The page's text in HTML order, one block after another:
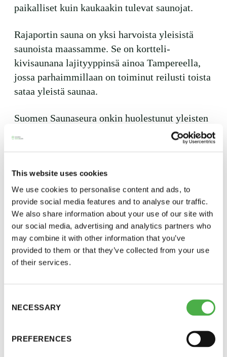
This website uses cookies
We use cookies to personalise content and ads, to
provide social media features and to analyse our traffic.
We also share information about your use of our site with
our social media, advertising and analytics partners who
may combine it with other information that you’ve
provided to them or that they’ve collected from your use
of their services.
Selection
NECESSARY
PREFERENCES
Hinnasto
Jäsen
12 €
Vieras jäsenen seurassa
3kk kortti - M / N
Vuosikortti - M / N
695€ / 275€
Kahvio/kassa 050 372 4167
paikalliset kuin kaukaakin tulevat saunojat.
Rajaportin sauna on yksi harvoista yleisistä
saunoista maassamme. Se on kortteli-
kivisaunana lajityyppinsä ainoa Tampereella,
jossa parhaimmillaan on toiminut reilusti toista
sataa yleistä saunaa.
Suomen Saunaseura onkin huolestunut yleisten
Suomalaisilla ja maassamme vierailevilla
saunakokemukseen. Kaupunkien, kortteleiden
ja kylien saunakulttuuri on herätettävä
uudelleen henkiin.
Yleinen sauna on erinomainen ja luonteva
paikka sosiaaliselle kanssakäymiselle. Terve
saunominen helpottaa stressiä ja vahvistaa
Sauna on osa suomalaista identiteettiä. Se pitää
osata hyödyntää niin kaupallisesti,
voivat olla tulonlähteenä paikallisille sauna-